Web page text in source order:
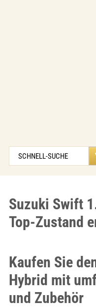
Suzuki Swift
Top-Zustand
Kaufen Sie
Hybrid mit
und Zubehör